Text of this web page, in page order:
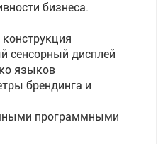
что в
разнообразным и
клиентов.
кассы банка:
экономит больше
стойка банка имеет
и удобное и быстрое
избежать очередей и
процессов,
бизнеса.
сенсорный дисплей
языков
брендинга и
программными